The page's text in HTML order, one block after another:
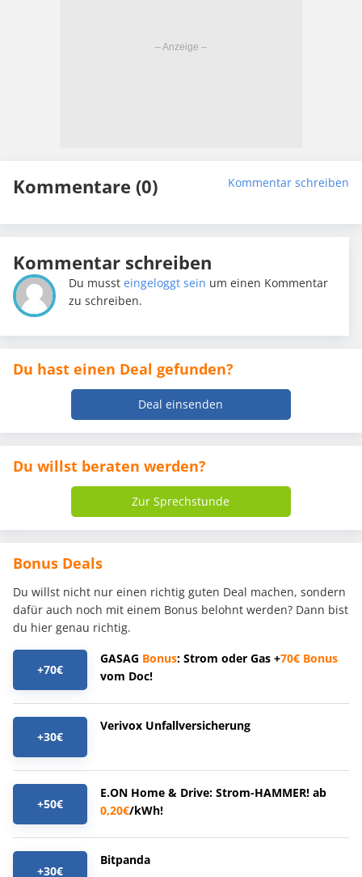
Kommentare (0) Kommentar schreiben
Kommentar schreiben
Du mussteingeloggt sein um einen Kommentar
zu schreiben.
Du hast einen Deal gefunden?
Deal einsenden
Du willst beraten werden?
Zur Sprechstunde
Bonus Deals
Du willst nicht nur einen richtig guten Deal machen, sondern
dafür auch noch mit einem Bonus belohnt werden? Dann bist
du hier genau richtig.
+70€
GASAG Bonus: Strom oder Gas +70€ Bonus
vom Doc!
+30€
Verivox Unfallversicherung
+50€
E.ON Home & Drive: Strom-HAMMER! ab
0,20€/kWh!
+30€
Bitpanda